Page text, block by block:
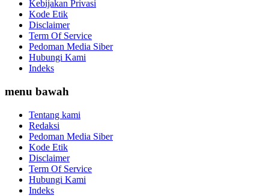
Kebijakan Privasi
Kode Etik
Disclaimer
Term Of Service
Pedoman Media Siber
Hubungi Kami
Indeks
menu bawah
Tentang kami
Redaksi
Pedoman Media Siber
Kode Etik
Disclaimer
Term Of Service
Hubungi Kami
Indeks